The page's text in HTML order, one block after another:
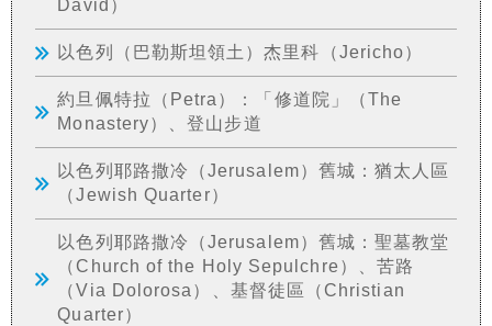
David）
以色列（巴勒斯坦領土）杰里科（Jericho）
約旦佩特拉（Petra）：「修道院」（The
Monastery）、登山步道
以色列耶路撒冷（Jerusalem）舊城：猶太人區
（Jewish Quarter）
以色列耶路撒冷（Jerusalem）舊城：聖墓教堂
（Church of the Holy Sepulchre）、苦路
（Via Dolorosa）、基督徒區（Christian
Quarter）